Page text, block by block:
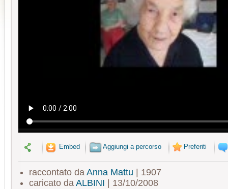
Embed Aggiungi a percorso Preferiti
raccontato da Anna Mattu | 1907
caricato da ALBINI | 13/10/2008